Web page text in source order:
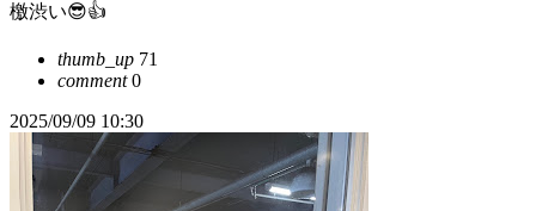
檄渋い😎👍
thumb_up 71
comment0
2025/09/09 10:30